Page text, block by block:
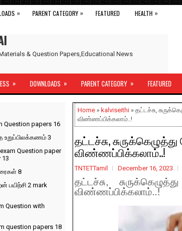
» PARENT CATEGORY » FEATURED HEALTH »
& Question Papers,Educational News
» DOWNLOADS » PARENT CATEGORY » FEATURED
Home » kalviseithi » தட்டச்சு,
விண்ணப்பிக்கலாம்..!
தட்டச்சு,
விண்ணப்பிக்கலாம்..!
TNTETTamil December 16, 2023
தட்டச்சு,
விண்ணப்பிக்கலாம்..!
Question papers 16
உறுப்பிலக்கணம் 3
Question paper
13
8
பயிற்சி 2 mark
Question with
question papers 18